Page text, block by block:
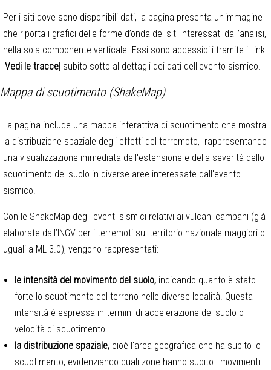
Per i siti dove sono disponibili dati, la pagina presenta un'immagine
che riporta i grafici delle forme d’onda dei siti interessati dall’analisi,
nella sola componente verticale. Essi sono accessibili tramite il link:
Vedi le tracce ] subito sotto al dettagli dei dati dell'evento sismico.
Mappa di scuotimento (ShakeMap)
La pagina include una mappa interattiva di scuotimento che mostra
la distribuzione spaziale degli effetti del terremoto, rappresentando
una visualizzazione immediata dell'estensione e della severità dello
scuotimento del suolo in diverse aree interessate dall'evento
sismico.
Con le ShakeMap degli eventi sismici relativi ai vulcani campani (già
elaborate dall’INGV per i terremoti sul territorio nazionale maggiori o
uguali a ML 3.0), vengono rappresentati:
le intensità del movimento del suolo, indicando quanto è stato
forte lo scuotimento del terreno nelle diverse località. Questa
intensità è espressa in termini di accelerazione del suolo o
velocità di scuotimento.
la distribuzione spaziale, cioè l'area geografica che ha subito lo
scuotimento, evidenziando quali zone hanno subito i movimenti